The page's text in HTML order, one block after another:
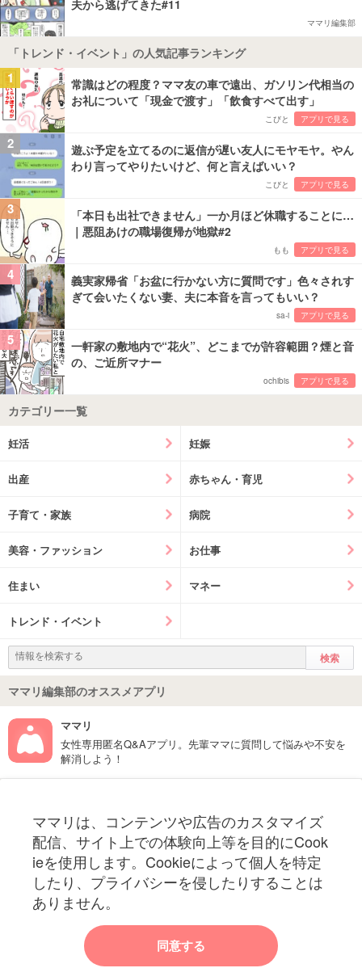
夫から逃げてきた#11
ママリ編集部
「トレンド・イベント」の人気記事ランキング
1
常識はどの程度？ママ友の車で遠出、ガソリン代相当の
お礼について「現金で渡す」「飲食すべて出す」
こびと アプリで見る
2
遊ぶ予定を立てるのに返信が遅い友人にモヤモヤ。やん
わり言ってやりたいけど、何と言えばいい？
こびと アプリで見る
3
「本日も出社できません」一か月ほど休職することに…
｜悪阻あけの職場復帰が地獄#2
もも アプリで見る
4
義実家帰省「お盆に行かない方に質問です」色々されす
ぎて会いたくない妻、夫に本音を言ってもいい？
sa-i アプリで見る
5
一軒家の敷地内で“花火”、どこまでが許容範囲？煙と音
の、ご近所マナー
ochibis アプリで見る
カテゴリー一覧
妊活 妊娠
出産 赤ちゃん・育児
子育て・家族 病院
美容・ファッション お仕事
住まい マネー
トレンド・イベント
ママリ編集部のオススメアプリ
ママリ
女性専用匿名Q&Aアプリ。先輩ママに質問して悩みや不安を
解消しよう！
ママリは、コンテンツや広告のカスタマイズ
配信、サイト上での体験向上等を目的にCook
ieを使用します。Cookieによって個人を特定
したり、プライバシーを侵したりすることは
ありません。
同意する
妊娠〜子育て中のお役立ち情報を配信中
ママリからのお知らせ